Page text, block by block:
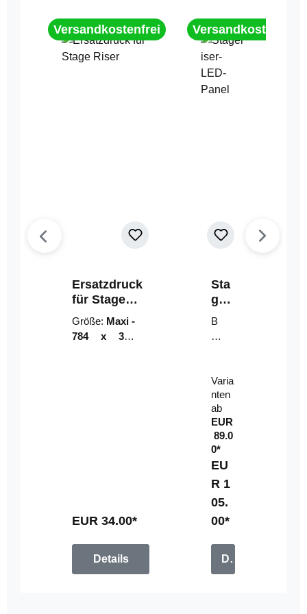
Versandkostenfrei
Ersatzdruck
für Stage
Riser
Größe: Maxi -
784 x 314
EUR 34.00*
Details
Versandkostenfrei
Sta
geri
ser-
LE
D-
el
B
un
mi
t
Fe
rn
be
di
en
u
n
g
Varia
nten
ab
EUR
89.0
0*
EU
R 1
05.
00*
Details